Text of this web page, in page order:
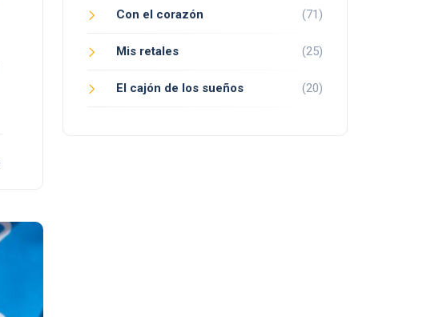
Con el corazón (71)
Mis retales (25)
El cajón de los sueños (20)